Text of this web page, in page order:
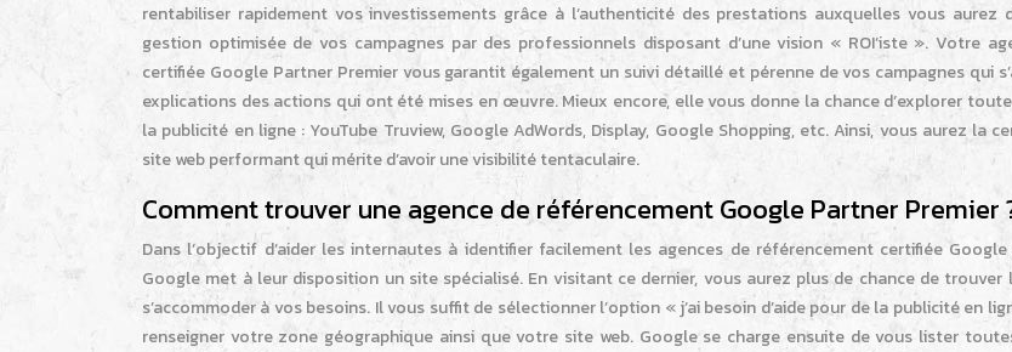
rentabiliser rapidement vos investissements grâce à l’authenticité des prestations auxquelles vous aurez
gestion optimisée de vos campagnes par des professionnels disposant d’une vision « ROI’iste ». Votre
certifiée Google Partner Premier vous garantit également un suivi détaillé et pérenne de vos campagnes qui
explications des actions qui ont été mises en œuvre. Mieux encore, elle vous donne la chance d’explorer
la publicité en ligne : YouTube Truview, Google AdWords, Display, Google Shopping, etc. Ainsi, vous aurez la
site web performant qui mérite d’avoir une visibilité tentaculaire.
Comment trouver une agence de référencement Google Partner Premier
Dans l’objectif d’aider les internautes à identifier facilement les agences de référencement certifiée
Google met à leur disposition un site spécialisé. En visitant ce dernier, vous aurez plus de chance de trouver
s’accommoder à vos besoins. Il vous suffit de sélectionner l’option « j’ai besoin d’aide pour de la publicité en
renseigner votre zone géographique ainsi que votre site web. Google se charge ensuite de vous lister